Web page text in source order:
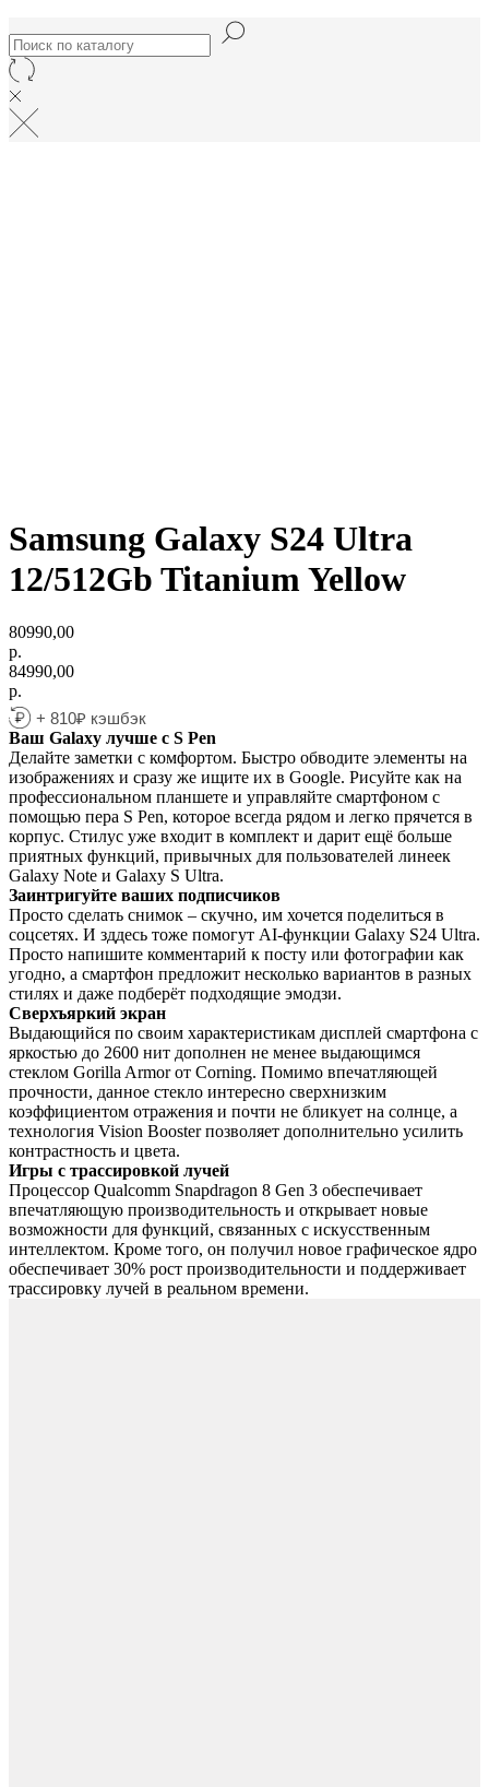
Samsung Galaxy S24 Ultra
12/512Gb Titanium Yellow
80990,00
р.
84990,00
р.
+ 810₽ кэшбэк
Ваш Galaxy лучше с S Pen
Делайте заметки с комфортом. Быстро обводите элементы на
изображениях и сразу же ищите их в Google. Рисуйте как на
профессиональном планшете и управляйте смартфоном с
помощью пера S Pen, которое всегда рядом и легко прячется в
корпус. Стилус уже входит в комплект и дарит ещё больше
приятных функций, привычных для пользователей линеек
Galaxy Note и Galaxy S Ultra.
Заинтригуйте ваших подписчиков
Просто сделать снимок – скучно, им хочется поделиться в
соцсетях. И зддесь тоже помогут AI-функции Galaxy S24 Ultra.
Просто напишите комментарий к посту или фотографии как
угодно, а смартфон предложит несколько вариантов в разных
стилях и даже подберёт подходящие эмодзи.
Сверхъяркий экран
Выдающийся по своим характеристикам дисплей смартфона с
яркостью до 2600 нит дополнен не менее выдающимся
стеклом Gorilla Armor от Corning. Помимо впечатляющей
прочности, данное стекло интересно сверхнизким
коэффициентом отражения и почти не бликует на солнце, а
технология Vision Booster позволяет дополнительно усилить
контрастность и цвета.
Игры с трассировкой лучей
Процессор Qualcomm Snapdragon 8 Gen 3 обеспечивает
впечатляющую производительность и открывает новые
возможности для функций, связанных с искусственным
интеллектом. Кроме того, он получил новое графическое ядро
обеспечивает 30% рост производительности и поддерживает
трассировку лучей в реальном времени.